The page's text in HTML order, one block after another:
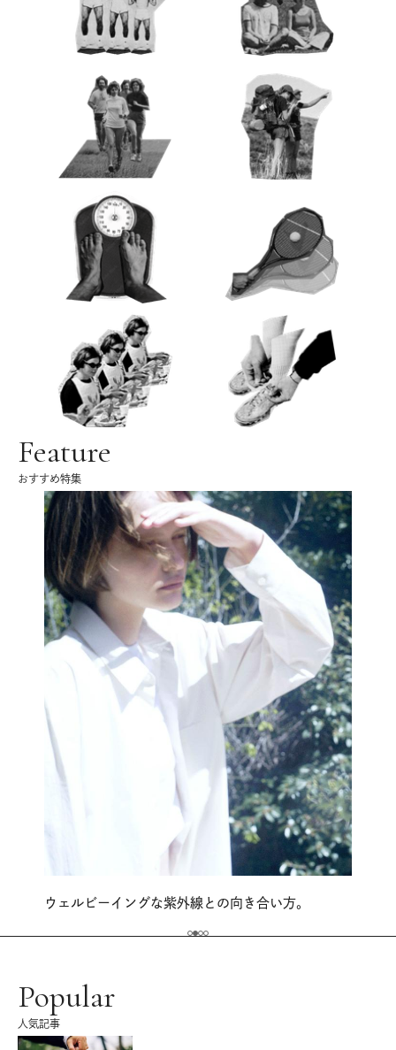
Feature
おすすめ特集
ウェルビーイングな紫外線との向き合い方。
Popular
人気記事